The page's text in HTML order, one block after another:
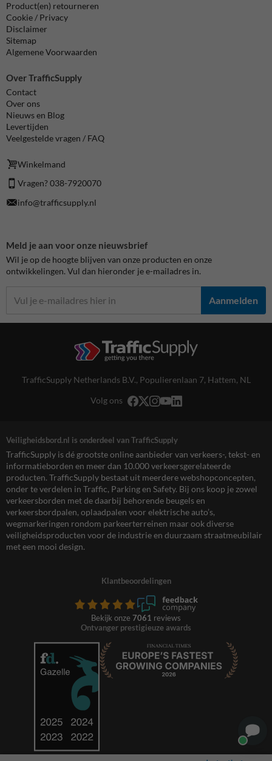
Product(en) retourneren
Cookie / Privacy
Disclaimer
Sitemap
Algemene Voorwaarden
Over TrafficSupply
Contact
Over ons
Nieuws en Blog
Levertijden
Veelgestelde vragen / FAQ
Winkelmand
Vragen? 038-7920070
info@trafficsupply.nl
Meld je aan voor onze nieuwsbrief
Wil je op de hoogte blijven van onze producten en onze
ontwikkelingen. Vul dan hieronder je e-mailadres in.
Aanmelden
TrafficSupply Netherlands B.V., Populierenlaan 7, Hattem, NL
Volg ons
Veiligheidsbord.nl is onderdeel van TrafficSupply
TrafficSupply is dé grootste online aanbieder van verkeers-, tekst- en
informatieborden en meer dan 10.000 verkeersgerelateerde
producten. TrafficSupply bestaat uit meerdere webshopconcepten,
onder te verdelen in Traffic, Parking en Safety. Bij ons koop je zowel
verkeersborden met de daarbij behorende beugels en
verkeersbordpalen, oplaadpalen voor elektrische auto’s,
wegmarkeringen rondom parkeerterreinen maar ook diverse
veiligheidsproducten voor de industrie en duurzaam straatmeubilair
met een mooi design.
Klantbeoordelingen
Bekijk onze 7061 reviews
Ontvanger prestigieuze awards